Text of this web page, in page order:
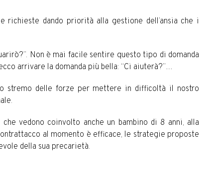
richieste dando priorità alla gestione dell’ansia che i
Non è mai facile sentire questo tipo di domanda
arrivare la domanda più bella: “Ci aiuterà?”…
stremo delle forze per mettere in difficoltà il nostro
vedono coinvolto anche un bambino di 8 anni, alla
al momento è efficace, le strategie proposte
della sua precarietà.